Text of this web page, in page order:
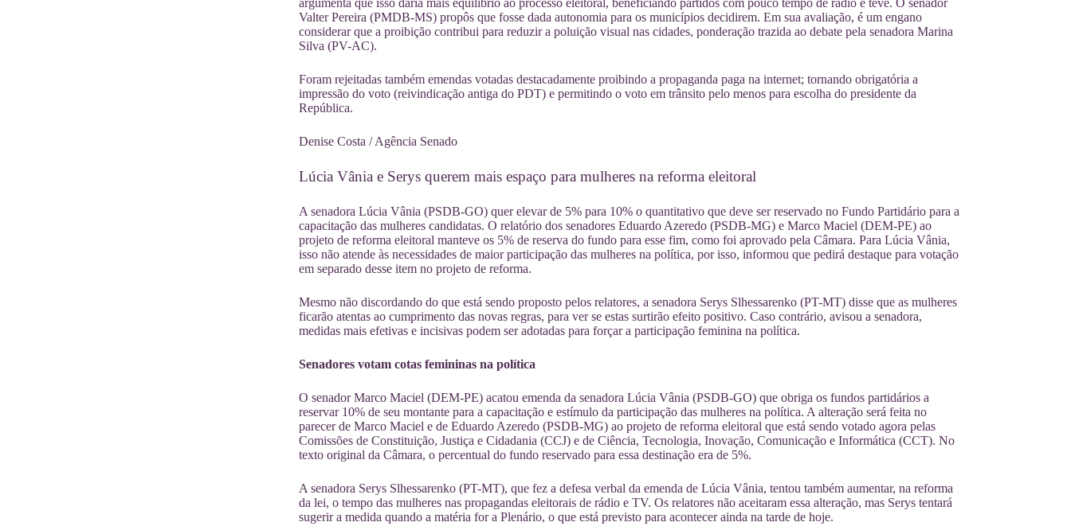
argumenta que isso daria mais equilíbrio ao processo eleitoral, beneficiando partidos com pouco tempo de radio e tevê. O senador
Valter Pereira (PMDB-MS) propôs que fosse dada autonomia para os municípios decidirem. Em sua avaliação, é um engano
considerar que a proibição contribui para reduzir a poluição visual nas cidades, ponderação trazida ao debate pela senadora Marina
Silva (PV-AC).
Foram rejeitadas também emendas votadas destacadamente proibindo a propaganda paga na internet; tornando obrigatória a
impressão do voto (reivindicação antiga do PDT) e permitindo o voto em trânsito pelo menos para escolha do presidente da
República.
Denise Costa / Agência Senado
Lúcia Vânia e Serys querem mais espaço para mulheres na reforma eleitoral
A senadora Lúcia Vânia (PSDB-GO) quer elevar de 5% para 10% o quantitativo que deve ser reservado no Fundo Partidário para a
capacitação das mulheres candidatas. O relatório dos senadores Eduardo Azeredo (PSDB-MG) e Marco Maciel (DEM-PE) ao
projeto de reforma eleitoral manteve os 5% de reserva do fundo para esse fim, como foi aprovado pela Câmara. Para Lúcia Vânia,
isso não atende às necessidades de maior participação das mulheres na política, por isso, informou que pedirá destaque para votação
em separado desse item no projeto de reforma.
Mesmo não discordando do que está sendo proposto pelos relatores, a senadora Serys Slhessarenko (PT-MT) disse que as mulheres
ficarão atentas ao cumprimento das novas regras, para ver se estas surtirão efeito positivo. Caso contrário, avisou a senadora,
medidas mais efetivas e incisivas podem ser adotadas para forçar a participação feminina na política.
Senadores votam cotas femininas na política
O senador Marco Maciel (DEM-PE) acatou emenda da senadora Lúcia Vânia (PSDB-GO) que obriga os fundos partidários a
reservar 10% de seu montante para a capacitação e estímulo da participação das mulheres na política. A alteração será feita no
parecer de Marco Maciel e de Eduardo Azeredo (PSDB-MG) ao projeto de reforma eleitoral que está sendo votado agora pelas
Comissões de Constituição, Justiça e Cidadania (CCJ) e de Ciência, Tecnologia, Inovação, Comunicação e Informática (CCT). No
texto original da Câmara, o percentual do fundo reservado para essa destinação era de 5%.
A senadora Serys Slhessarenko (PT-MT), que fez a defesa verbal da emenda de Lúcia Vânia, tentou também aumentar, na reforma
da lei, o tempo das mulheres nas propagandas eleitorais de rádio e TV. Os relatores não aceitaram essa alteração, mas Serys tentará
sugerir a medida quando a matéria for a Plenário, o que está previsto para acontecer ainda na tarde de hoje.